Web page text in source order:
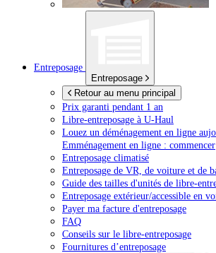
Entreposage
Entreposage
Retour au menu principal
Prix garanti pendant 1 an
Libre-entreposage à U-Haul
Louez un déménagement en ligne
Emménagement en ligne : commencer
Entreposage climatisé
Entreposage de VR, de voiture et de
Guide des tailles d'unités de libre-
Entreposage extérieur/accessible en
Payer ma facture d'entreposage
FAQ
Conseils sur le libre-entreposage
Fournitures d’entreposage